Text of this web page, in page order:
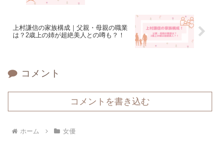
上村謙信の家族構成｜父親・母親の職業
は？2歳上の姉が超絶美人との噂も？！
コメント
コメントを書き込む
ホーム 女優